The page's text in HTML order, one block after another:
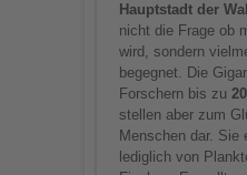
Hauptstadt der
nicht die Frage ob
wird, sondern
begegnet. Die
Forschern bis zu
stellen aber zum
Menschen dar. Sie
lediglich von